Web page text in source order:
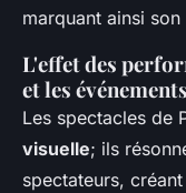
marquant ainsi
L'effet des
et les événements
Les spectacles de
visuelle; ils
spectateurs,